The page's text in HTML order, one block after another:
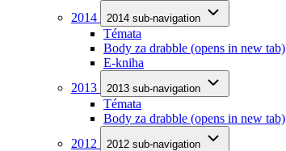
2014
2014 sub-navigation
Témata
Body za drabble (opens in new tab)
E-kniha
2013
2013 sub-navigation
Témata
Body za drabble (opens in new tab)
2012
2012 sub-navigation